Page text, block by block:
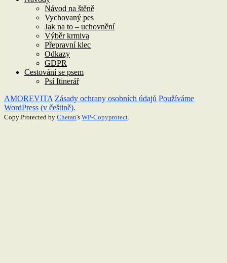
Návod na štěně
Vychovaný pes
Jak na to – uchovnění
Výběr krmiva
Přepravní klec
Odkazy
GDPR
Cestování se psem
Psí Itinerář
AMOREVITA Zásady ochrany osobních údajů Používáme
WordPress (v češtině).
Copy Protected by Chetan's WP-Copyprotect.